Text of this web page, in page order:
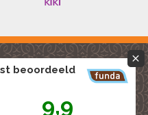
beoordeeld
9,9